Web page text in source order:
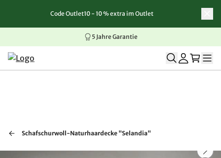
Zum Inhalt springen
Zur Navigation springen
Zum Seitenende springen
Code Outlet10 - 10 % extra im Outlet
5 Jahre Garantie
Schafschurwoll-Naturhaardecke "Selandia"